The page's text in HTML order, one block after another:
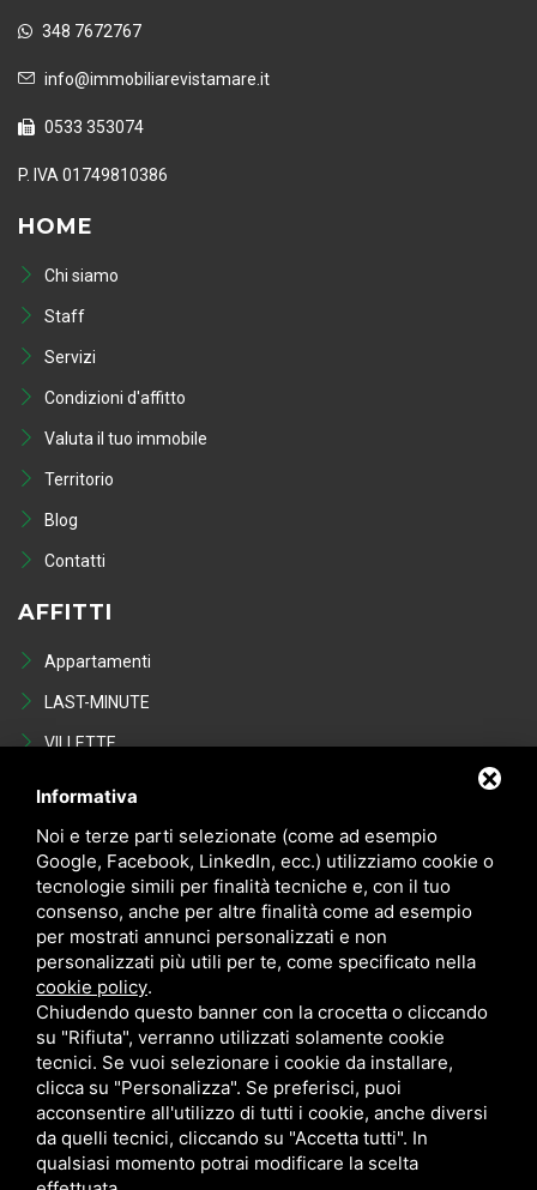
348 7672767
info@immobiliarevistamare.it
0533 353074
P. IVA 01749810386
HOME
Chi siamo
Staff
Servizi
Condizioni d'affitto
Valuta il tuo immobile
Territorio
Blog
Contatti
AFFITTI
Appartamenti
LAST-MINUTE
VILLETTE
Last Minute
VENDITE
Appartamenti
VILLETTE
NEGOZI
POSTI AUTO - GARAGE
Occasioni in vendita
Informativa
Noi e terze parti selezionate (come ad esempio
Google, Facebook, LinkedIn, ecc.) utilizziamo cookie o
tecnologie simili per finalità tecniche e, con il tuo
consenso, anche per altre finalità come ad esempio
per mostrati annunci personalizzati e non
personalizzati più utili per te, come specificato nella
cookie policy.
Chiudendo questo banner con la crocetta o cliccando
su "Rifiuta", verranno utilizzati solamente cookie
tecnici. Se vuoi selezionare i cookie da installare,
clicca su "Personalizza". Se preferisci, puoi
acconsentire all'utilizzo di tutti i cookie, anche diversi
da quelli tecnici, cliccando su "Accetta tutti". In
qualsiasi momento potrai modificare la scelta